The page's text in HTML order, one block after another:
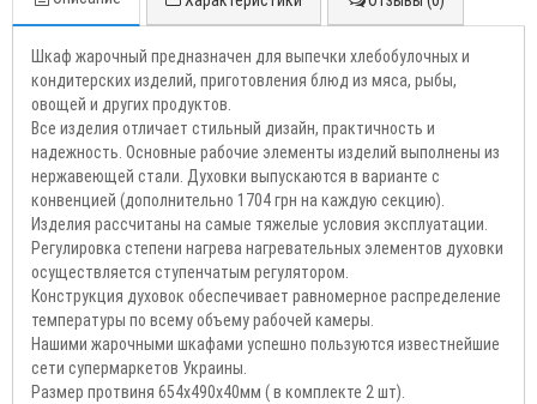
Шкаф жарочный предназначен для выпечки хлебобулочных и
кондитерских изделий, приготовления блюд из мяса, рыбы,
овощей и других продуктов.
Все изделия отличает стильный дизайн, практичность и
надежность. Основные рабочие элементы изделий выполнены из
нержавеющей стали. Духовки выпускаются в варианте с
конвенцией (дополнительно 1704 грн на каждую секцию).
Изделия рассчитаны на самые тяжелые условия эксплуатации.
Регулировка степени нагрева нагревательных элементов духовки
осуществляется ступенчатым регулятором.
Конструкция духовок обеспечивает равномерное распределение
температуры по всему объему рабочей камеры.
Нашими жарочными шкафами успешно пользуются известнейшие
сети супермаркетов Украины.
Размер протвиня 654х490х40мм ( в комплекте 2 шт).